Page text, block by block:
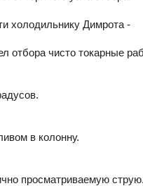
холодильнику Димрота -
отбора чисто токарные
в колонну.
просматриваемую струю.